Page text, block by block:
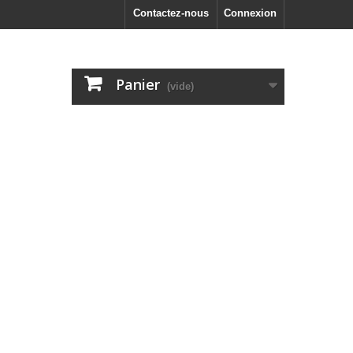
Connexion
Contactez-nous
Panier (vide)